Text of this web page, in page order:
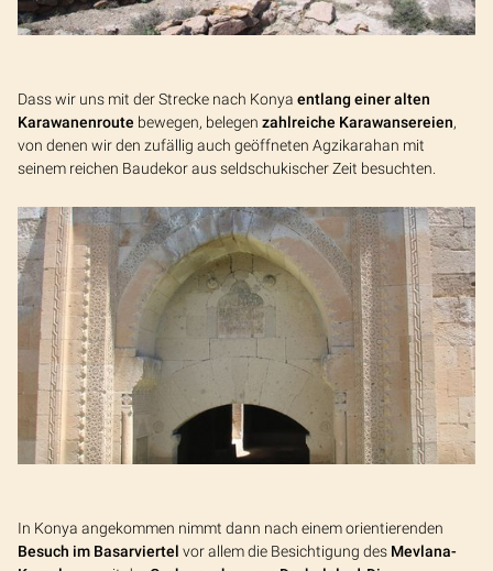
Dass wir uns mit der Strecke nach Konya entlang einer alten
Karawanenroute bewegen, belegen zahlreiche Karawansereien,
von denen wir den zufällig auch geöffneten Agzikarahan mit
seinem reichen Baudekor aus seldschukischer Zeit besuchten.
In Konya angekommen nimmt dann nach einem orientierenden
Besuch im Basarviertel vor allem die Besichtigung des Mevlana-